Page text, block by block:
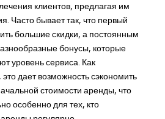
клиентов, предлагая им
Часто бывает так, что первый
большие скидки, а постоянным
бонусы, которые
уровень сервиса. Как
это дает возможность сэкономить
стоимости аренды, что
особенно для тех, кто